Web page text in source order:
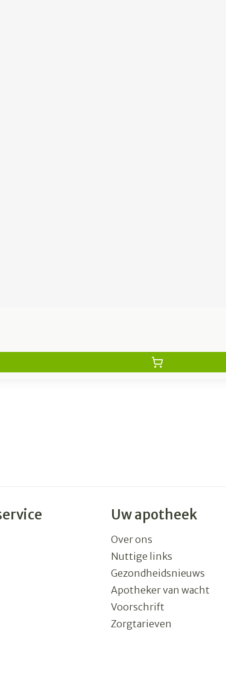
Uw apotheek
Over ons
Nuttige links
Gezondheidsnieuws
Apotheker van wacht
Voorschrift
Zorgtarieven